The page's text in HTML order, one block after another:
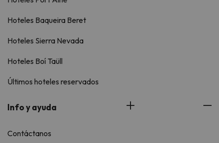
Hoteles Baqueira Beret
Hoteles Sierra Nevada
Hoteles Boí Taüll
Últimos hoteles reservados
Info y ayuda
Contáctanos